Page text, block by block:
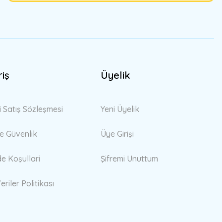
Sözleşmesi
Güvenlik
Koşullari
Politikası
Üyelik
Yeni Üyelik
Üye Girişi
Şifremi Unuttum